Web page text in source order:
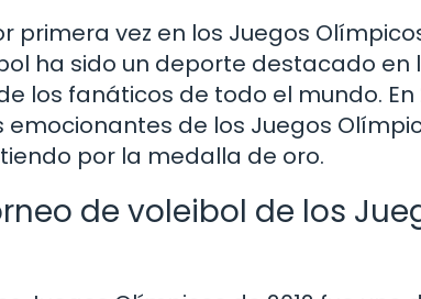
primera vez en los Juegos
ha sido un deporte destacado en
los fanáticos de todo el mundo. En
de los Juegos
por la medalla de oro.
de voleibol de los